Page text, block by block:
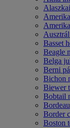
Basset
Beagle
Belga
Berni
Bichon
Biewer
Bobtail
Border
Boston